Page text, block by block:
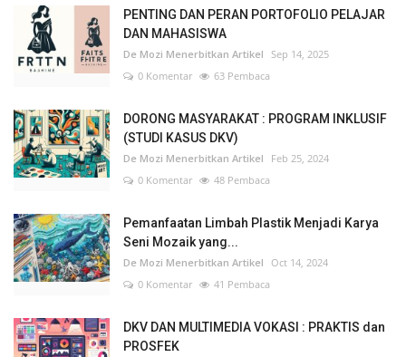
PENTING DAN PERAN PORTOFOLIO PELAJAR
DAN MAHASISWA
De Mozi Menerbitkan Artikel Sep 14, 2025
0 Komentar
63 Pembaca
DORONG MASYARAKAT : PROGRAM INKLUSIF
(STUDI KASUS DKV)
De Mozi Menerbitkan Artikel
Feb 25, 2024
0 Komentar
48 Pembaca
Pemanfaatan Limbah Plastik Menjadi Karya
Seni Mozaik yang...
De Mozi Menerbitkan Artikel
Oct 14, 2024
0 Komentar
41 Pembaca
DKV DAN MULTIMEDIA VOKASI : PRAKTIS dan
PROSFEK